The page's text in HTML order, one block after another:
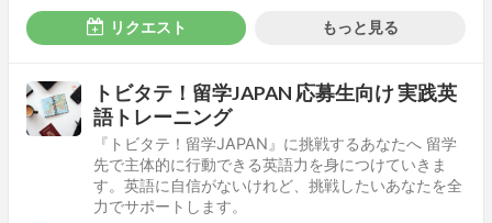
リクエスト もっと見る
トビタテ！留学JAPAN 応募生向け 実践英
語トレーニング
『トビタテ！留学JAPAN』に挑戦するあなたへ 留学
先で主体的に行動できる英語力を身につけていきま
す。英語に自信がないけれど、挑戦したいあなたを全
力でサポートします。